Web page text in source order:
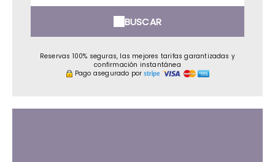
BUSCAR
Reservas 100% seguras, las mejores tarifas garantizadas y
confirmación instantánea
Pago asegurado por